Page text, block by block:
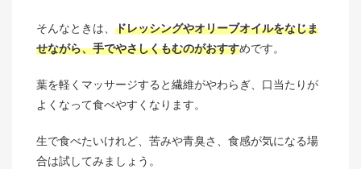
そんなときは、 ドレッシングやオリーブオイルをなじま
せながら、手でやさしくもむのがおすすめです。
葉を軽くマッサージすると繊維がやわらぎ、口当たりが
よくなって食べやすくなります。
生で食べたいけれど、苦みや青臭さ、食感が気になる場
合は試してみましょう。